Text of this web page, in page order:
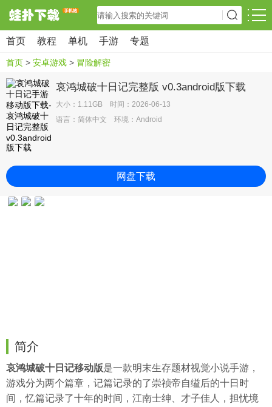
首页 教程 单机 手游 专题
首页 > 安卓游戏 > 冒险解密
哀鸿城破十日记完整版 v0.3android版下载
大小：1.11GB 时间：2026-06-13
语言：简体中文 环境：Android
网盘下载
简介
哀鸿城破十日记移动版是一款明末生存题材视觉小说手游，
游戏分为两个篇章，记篇记录的了崇祯帝自缢后的十日时
间，忆篇记录了十年的时间，江南士绅、才子佳人，担忧境